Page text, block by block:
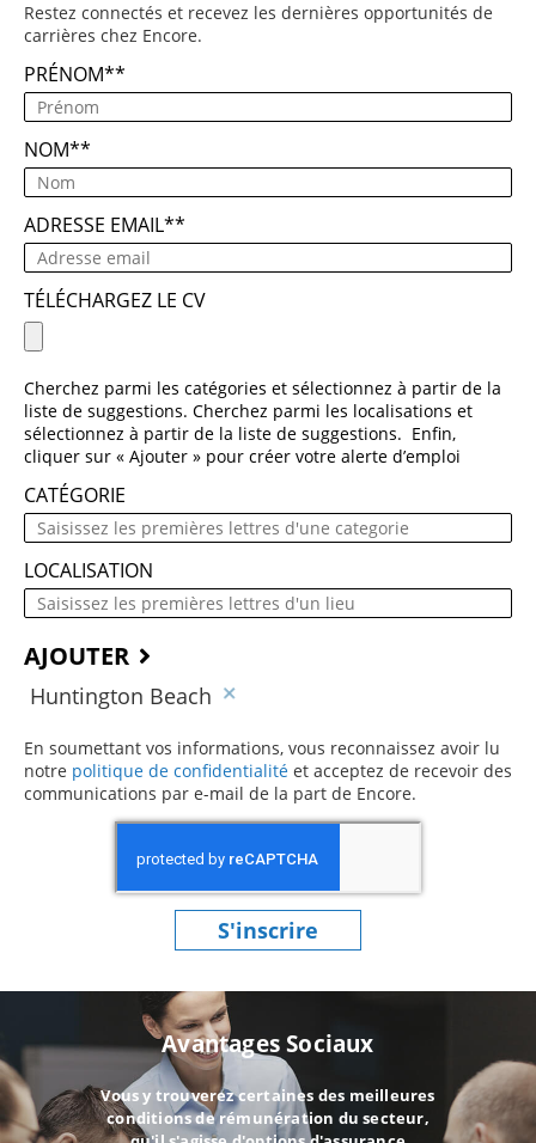
Restez connectés et recevez les dernières opportunités de
carrières chez Encore.
PRÉNOM*
NOM*
ADRESSE EMAIL*
TÉLÉCHARGEZ LE CV
Cherchez parmi les catégories et sélectionnez à partir de la
liste de suggestions. Cherchez parmi les localisations et
sélectionnez à partir de la liste de suggestions. Enfin,
cliquer sur « Ajouter » pour créer votre alerte d’emploi
CATÉGORIE
LOCALISATION
AJOUTER
Huntington Beach
En soumettant vos informations, vous reconnaissez avoir lu
notre politique de confidentialité (ce contenu s’ouvre dans
et acceptez de recevoir des
communications par e-mail de la part de Encore.
S'inscrire
Avantages Sociaux
Vous y trouverez certaines des meilleures
conditions de rémunération du secteur,